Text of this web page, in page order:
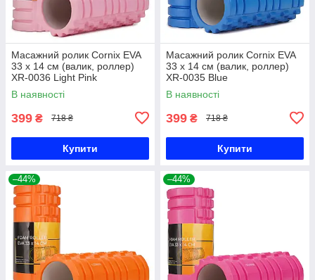
Масажний ролик Cornix EVA
33 x 14 см (валик, роллер)
XR-0036 Light Pink
В наявності
399 ₴ 718 ₴
Купити
Масажний ролик Cornix EVA
33 x 14 см (валик, роллер)
XR-0035 Blue
В наявності
399 ₴ 718 ₴
Купити
–44% –44%